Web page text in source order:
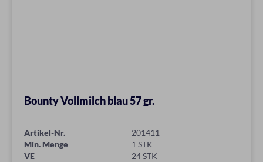
Bounty Vollmilch blau 57 gr.
Artikel-Nr.
201411
Min. Menge
1 STK
VE
24 STK